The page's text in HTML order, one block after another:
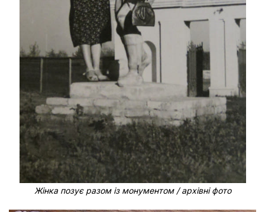
Жінка позує разом із монументом / архівні фото